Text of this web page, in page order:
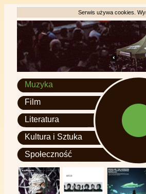
Serwis używa cookies.
Muzyka
Film
Literatura
Kultura i Sztuka
Społeczność